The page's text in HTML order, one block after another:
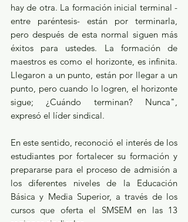
hay de otra. La formación inicial terminal -
entre paréntesis- están por terminarla,
pero después de esta normal siguen más
éxitos para ustedes. La formación de
maestros es como el horizonte, es infinita.
Llegaron a un punto, están por llegar a un
punto, pero cuando lo logren, el horizonte
sigue; ¿Cuándo terminan? Nunca",
expresó el líder sindical.
En este sentido, reconoció el interés de los
estudiantes por fortalecer su formación y
prepararse para el proceso de admisión a
los diferentes niveles de la Educación
Básica y Media Superior, a través de los
cursos que oferta el SMSEM en las 13